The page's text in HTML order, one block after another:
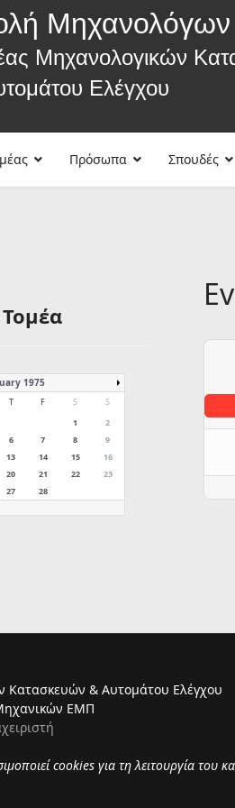
Μηχανολογικών
Ελέγχου
Πρόσωπα Σπουδές
1975
T F S
S
1
2
6 7 8
9
13 14 15
16
20 21 22
23
27 28
Κατασκευών & Αυτομάτου Ελέγχου
ΕΜΠ
cookies για τη λειτουργία του